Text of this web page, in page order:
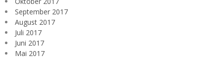
September 2017
August 2017
Juli 2017
Juni 2017
Mai 2017